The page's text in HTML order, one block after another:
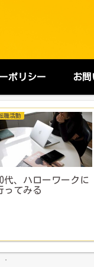
ポリシー お
おすすめグッズ＆サービス
氏・旦那への誕生日
レゼント、腕時計っ